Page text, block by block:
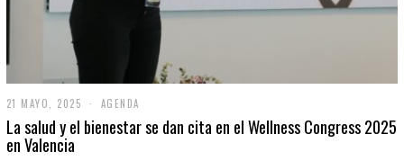
21 MAYO, 2025
1
M
AGENDA
La salud y el bienestar se dan cita en el Wellness Congress 2025
en Valencia